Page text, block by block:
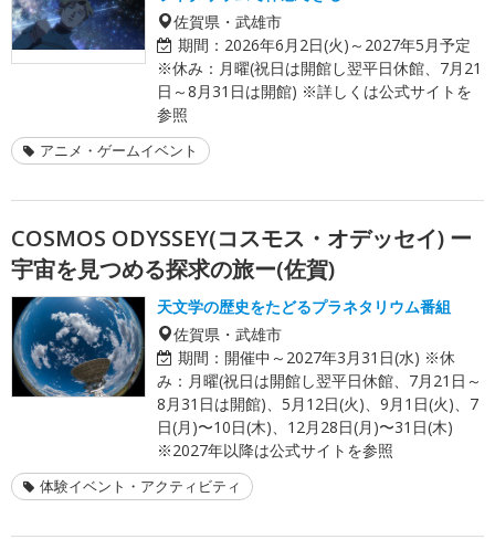
佐賀県・武雄市
期間： 2026年6月2日(火)～2027年5月予定
※休み：月曜(祝日は開館し翌平日休館、7月21
日～8月31日は開館) ※詳しくは公式サイトを
参照
アニメ・ゲームイベント
COSMOS ODYSSEY(コスモス・オデッセイ) ー
宇宙を見つめる探求の旅ー(佐賀)
天文学の歴史をたどるプラネタリウム番組
佐賀県・武雄市
期間： 開催中～2027年3月31日(水) ※休
み：月曜(祝日は開館し翌平日休館、7月21日～
8月31日は開館)、5月12日(火)、9月1日(火)、7
日(月)〜10日(木)、12月28日(月)〜31日(木)
※2027年以降は公式サイトを参照
体験イベント・アクティビティ